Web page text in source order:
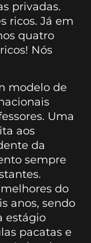
privadas.
ricos. Já em
quatro
Nós
modelo de
Uma
aos
da
sempre
do
anos, sendo
estágio
pacatas e